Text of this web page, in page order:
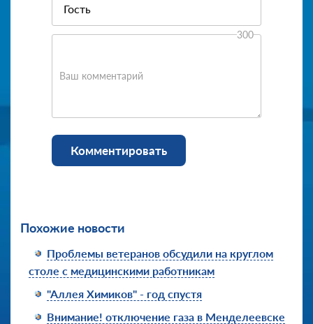
Ваш комментарий
300
Комментировать
Похожие новости
Проблемы ветеранов обсудили на круглом
столе с медицинскими работникам
"Аллея Химиков" - год спустя
Внимание! отключение газа в Менделеевске